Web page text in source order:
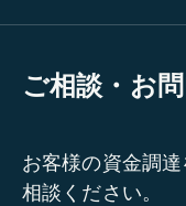
ご相談・お
お客様の資金調
相談ください。